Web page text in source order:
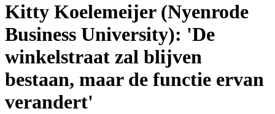
Kitty Koelemeijer (Nyenrode
Business University): 'De
winkelstraat zal blijven
bestaan, maar de functie ervan
verandert'